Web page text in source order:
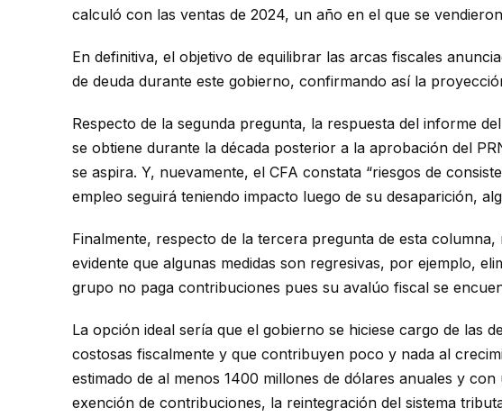
calculó con las ventas de 2024, un año en el que se
En definitiva, el objetivo de equilibrar las arcas fiscales
de deuda durante este gobierno, confirmando así la
Respecto de la segunda pregunta, la respuesta del informe
se obtiene durante la década posterior a la aprobación del
se aspira. Y, nuevamente, el CFA constata “riesgos de
empleo seguirá teniendo impacto luego de su desaparición,
Finalmente, respecto de la tercera pregunta de esta
evidente que algunas medidas son regresivas, por ejemplo,
grupo no paga contribuciones pues su avalúo fiscal se
La opción ideal sería que el gobierno se hiciese cargo de las
costosas fiscalmente y que contribuyen poco y nada al
estimado de al menos 1400 millones de dólares anuales y
exención de contribuciones, la reintegración del sistema